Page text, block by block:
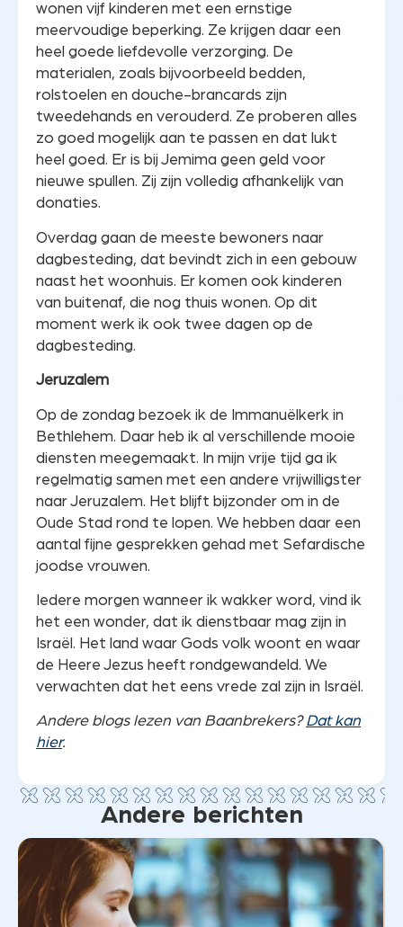
wonen vijf kinderen met een ernstige
meervoudige beperking. Ze krijgen daar een
heel goede liefdevolle verzorging. De
materialen, zoals bijvoorbeeld bedden,
rolstoelen en douche-brancards zijn
tweedehands en verouderd. Ze proberen alles
zo goed mogelijk aan te passen en dat lukt
heel goed. Er is bij Jemima geen geld voor
nieuwe spullen. Zij zijn volledig afhankelijk van
donaties.
Overdag gaan de meeste bewoners naar
dagbesteding, dat bevindt zich in een gebouw
naast het woonhuis. Er komen ook kinderen
van buitenaf, die nog thuis wonen. Op dit
moment werk ik ook twee dagen op de
dagbesteding.
Jeruzalem
Op de zondag bezoek ik de Immanuëlkerk in
Bethlehem. Daar heb ik al verschillende mooie
diensten meegemaakt. In mijn vrije tijd ga ik
regelmatig samen met een andere vrijwilligster
naar Jeruzalem. Het blijft bijzonder om in de
Oude Stad rond te lopen. We hebben daar een
aantal fijne gesprekken gehad met Sefardische
joodse vrouwen.
Iedere morgen wanneer ik wakker word, vind ik
het een wonder, dat ik dienstbaar mag zijn in
Israël. Het land waar Gods volk woont en waar
de Heere Jezus heeft rondgewandeld. We
verwachten dat het eens vrede zal zijn in Israël.
Andere blogs lezen van Baanbrekers?Dat kan
hier.
Andere berichten